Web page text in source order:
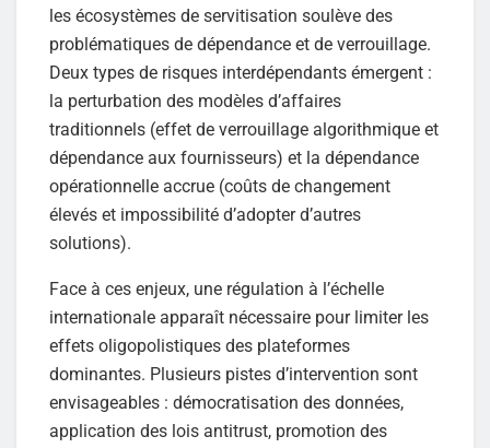
les écosystèmes de servitisation soulève des
problématiques de dépendance et de verrouillage.
Deux types de risques interdépendants émergent :
la perturbation des modèles d’affaires
traditionnels (effet de verrouillage algorithmique et
dépendance aux fournisseurs) et la dépendance
opérationnelle accrue (coûts de changement
élevés et impossibilité d’adopter d’autres
solutions).
Face à ces enjeux, une régulation à l’échelle
internationale apparaît nécessaire pour limiter les
effets oligopolistiques des plateformes
dominantes. Plusieurs pistes d’intervention sont
envisageables : démocratisation des données,
application des lois antitrust, promotion des